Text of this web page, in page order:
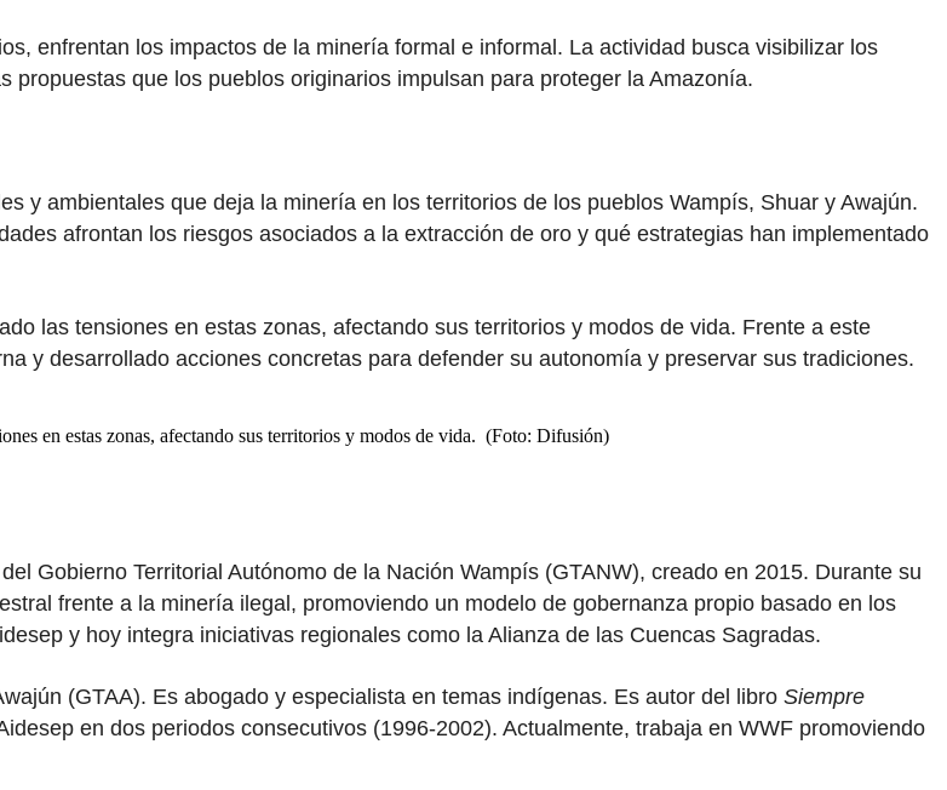
enfrentan los impactos de la minería formal e informal. La actividad busca visibilizar los
que los pueblos originarios impulsan para proteger la Amazonía.
y ambientales que deja la minería en los territorios de los pueblos Wampís, Shuar y Awajún.
afrontan los riesgos asociados a la extracción de oro y qué estrategias han implementado
las tensiones en estas zonas, afectando sus territorios y modos de vida. Frente a este
y desarrollado acciones concretas para defender su autonomía y preservar sus tradiciones.
en estas zonas, afectando sus territorios y modos de vida. (Foto: Difusión)
Gobierno Territorial Autónomo de la Nación Wampís (GTANW), creado en 2015. Durante su
frente a la minería ilegal, promoviendo un modelo de gobernanza propio basado en los
y hoy integra iniciativas regionales como la Alianza de las Cuencas Sagradas.
(GTAA). Es abogado y especialista en temas indígenas. Es autor del libro Siempre
en dos periodos consecutivos (1996-2002). Actualmente, trabaja en WWF promoviendo